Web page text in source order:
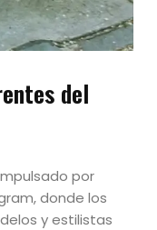
del
por
donde los
y estilistas